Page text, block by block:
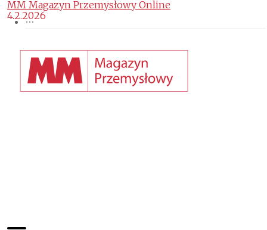
MM Magazyn Przemysłowy Online
4.2.2026